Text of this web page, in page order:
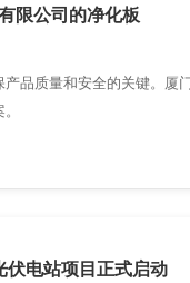
限公司的净化板
品质量和安全的关键。厦
电站项目正式启动